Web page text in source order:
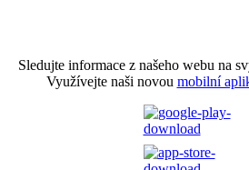
Sledujte informace z našeho webu na
Využívejte naši novou mobilní